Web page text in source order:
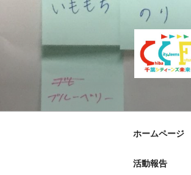
キ
ホームページ
活動報告